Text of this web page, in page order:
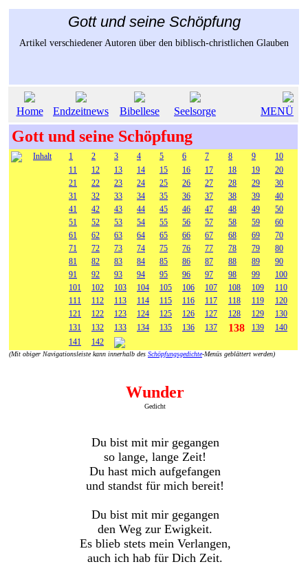
Gott und seine Schöpfung
Artikel verschiedener Autoren über den biblisch-christlichen Glauben
Home Endzeitnews Bibellese Seelsorge MENÜ
Gott und seine Schöpfung
Inhalt 1 2 3 4 5 6 7 8 9
10
11
12 13 14 15 16 17 18 19
20
21
22 23 24 25 26 27 28 29
30
31
32 33 34 35 36 37 38 39
40
41
42 43 44 45 46 47 48 49
50
51
52 53 54 55 56 57 58 59
60
61
62 63 64 65 66 67 68 69
70
71
72 73 74 75 76 77 78 79
80
81
82 83 84 85 86 87 88 89
90
91
92 93 94 95 96 97 98 99
100
101
102 103 104 105 106 107 108 109
110
111
112 113 114 115 116 117 118 119
120
121
122 123 124 125 126 127 128 129
130
131
132 133 134 135 136 137 138 139
140
141
142
(Mit obiger Navigationsleiste kann innerhalb des Schöpfungsgedichte-Menüs geblättert werden)
Wunder
Gedicht
Du bist mit mir gegangen
so lange, lange Zeit!
Du hast mich aufgefangen
und standst für mich bereit!
Du bist mit mir gegangen
den Weg zur Ewigkeit.
Es blieb stets mein Verlangen,
auch ich hab für Dich Zeit.